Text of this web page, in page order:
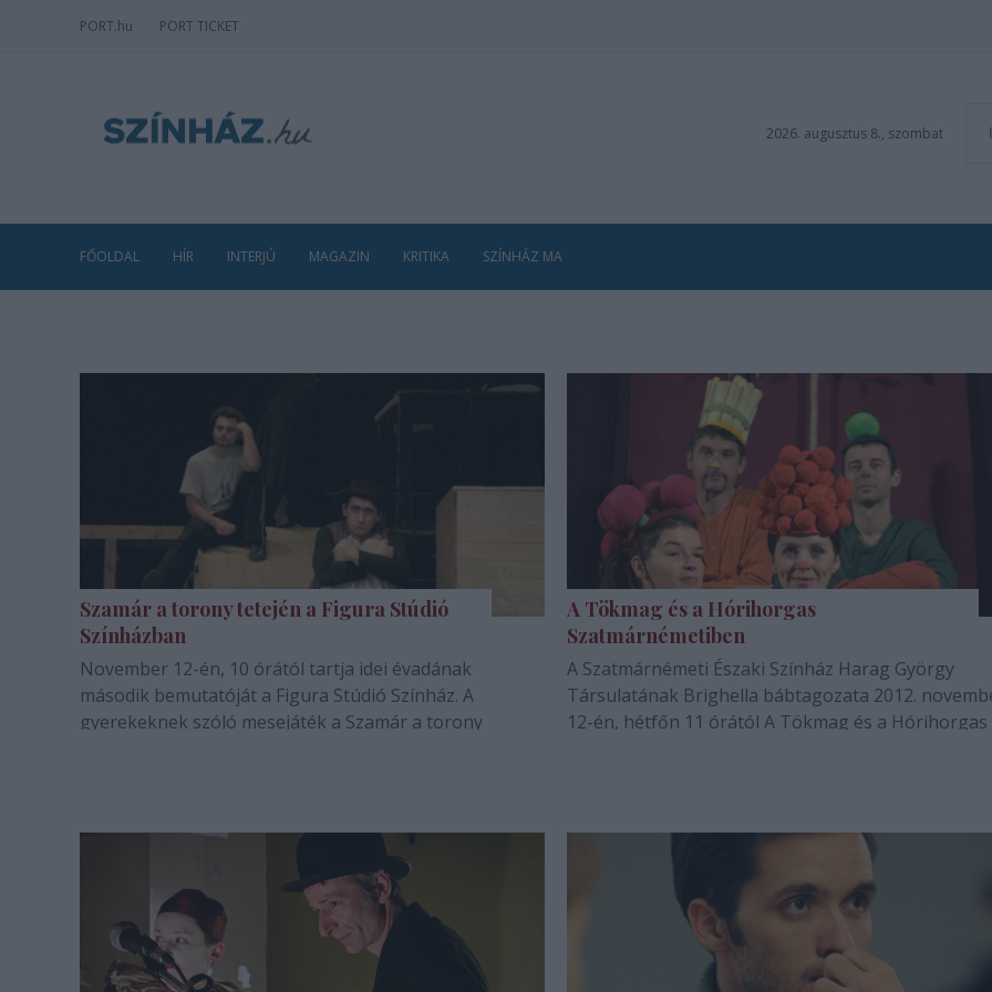
PORT.hu PORT TICKET
2026. augusztus 8., szombat
FŐOLDAL HÍR INTERJÚ MAGAZIN KRITIKA SZÍNHÁZ MA
Szamár a torony tetején a Figura Stúdió
Színházban
November 12-én, 10 órától tartja idei évadának
második bemutatóját a Figura Stúdió Színház. A
gyerekeknek szóló mesejáték a Szamár a torony
A Tökmag és a Hórihorgas
Szatmárnémetiben
A Szatmárnémeti Északi Színház Harag György
Társulatának Brighella bábtagozata 2012.
12-én, hétfőn 11 órától A Tökmag és a Hórihorgas